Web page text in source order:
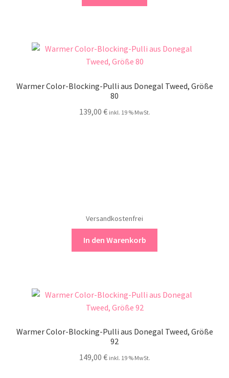
Warmer Color-Blocking-Pulli aus Donegal Tweed, Größe
80
139,00 € inkl. 19 % MwSt.
Versandkostenfrei
In den Warenkorb
Warmer Color-Blocking-Pulli aus Donegal Tweed, Größe
92
149,00 € inkl. 19 % MwSt.